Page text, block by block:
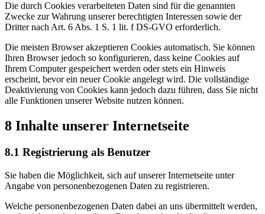
Die durch Cookies verarbeiteten Daten sind für die genannten
Zwecke zur Wahrung unserer berechtigten Interessen sowie der
Dritter nach Art. 6 Abs. 1 S. 1 lit. f DS-GVO erforderlich.
Die meisten Browser akzeptieren Cookies automatisch. Sie können
Ihren Browser jedoch so konfigurieren, dass keine Cookies auf
Ihrem Computer gespeichert werden oder stets ein Hinweis
erscheint, bevor ein neuer Cookie angelegt wird. Die vollständige
Deaktivierung von Cookies kann jedoch dazu führen, dass Sie nicht
alle Funktionen unserer Website nutzen können.
8 Inhalte unserer Internetseite
8.1 Registrierung als Benutzer
Sie haben die Möglichkeit, sich auf unserer Internetseite unter
Angabe von personenbezogenen Daten zu registrieren.
Welche personenbezogenen Daten dabei an uns übermittelt werden,